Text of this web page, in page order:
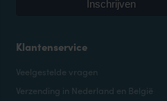
Klantenservice
Veelgestelde vragen
Verzending in Nederland en België